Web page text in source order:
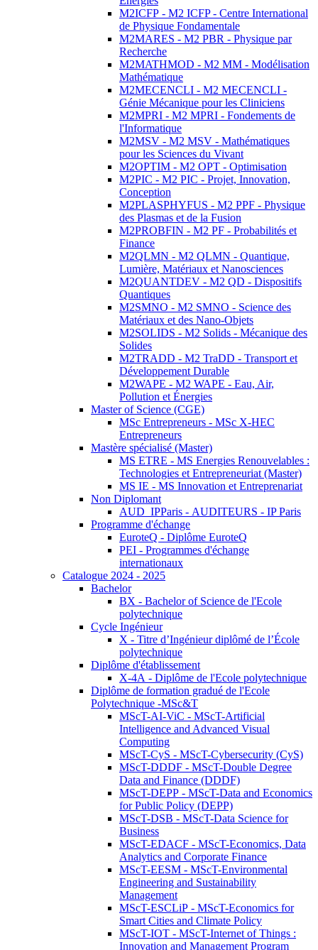
M2ICFP - M2 ICFP - Centre International
de Physique Fondamentale
M2MARES - M2 PBR - Physique par
Recherche
M2MATHMOD - M2 MM - Modélisation
Mathématique
M2MECENCLI - M2 MECENCLI -
Génie Mécanique pour les Cliniciens
M2MPRI - M2 MPRI - Fondements de
l'Informatique
M2MSV - M2 MSV - Mathématiques
pour les Sciences du Vivant
M2OPTIM - M2 OPT - Optimisation
M2PIC - M2 PIC - Projet, Innovation,
Conception
M2PLASPHYFUS - M2 PPF - Physique
des Plasmas et de la Fusion
M2PROBFIN - M2 PF - Probabilités et
Finance
M2QLMN - M2 QLMN - Quantique,
Lumière, Matériaux et Nanosciences
M2QUANTDEV - M2 QD - Dispositifs
Quantiques
M2SMNO - M2 SMNO - Science des
Matériaux et des Nano-Objets
M2SOLIDS - M2 Solids - Mécanique des
Solides
M2TRADD - M2 TraDD - Transport et
Développement Durable
M2WAPE - M2 WAPE - Eau, Air,
Pollution et Énergies
Master of Science (CGE)
MSc Entrepreneurs - MSc X-HEC
Entrepreneurs
Mastère spécialisé (Master)
MS ETRE - MS Energies Renouvelables :
Technologies et Entrepreneuriat (Master)
MS IE - MS Innovation et Entreprenariat
Non Diplomant
AUD_IPParis - AUDITEURS - IP Paris
Programme d'échange
EuroteQ - Diplôme EuroteQ
PEI - Programmes d'échange
internationaux
Catalogue 2024 - 2025
Bachelor
BX - Bachelor of Science de l'Ecole
polytechnique
Cycle Ingénieur
X - Titre d’Ingénieur diplômé de l’École
polytechnique
Diplôme d'établissement
X-4A - Diplôme de l'Ecole polytechnique
Diplôme de formation gradué de l'Ecole
Polytechnique -MSc&T
MScT-AI-ViC - MScT-Artificial
Intelligence and Advanced Visual
Computing
MScT-CyS - MScT-Cybersecurity (CyS)
MScT-DDDF - MScT-Double Degree
Data and Finance (DDDF)
MScT-DEPP - MScT-Data and Economics
for Public Policy (DEPP)
MScT-DSB - MScT-Data Science for
Business
MScT-EDACF - MScT-Economics, Data
Analytics and Corporate Finance
MScT-EESM - MScT-Environmental
Engineering and Sustainability
Management
MScT-ESCLiP - MScT-Economics for
Smart Cities and Climate Policy
MScT-IOT - MScT-Internet of Things :
Innovation and Management Program